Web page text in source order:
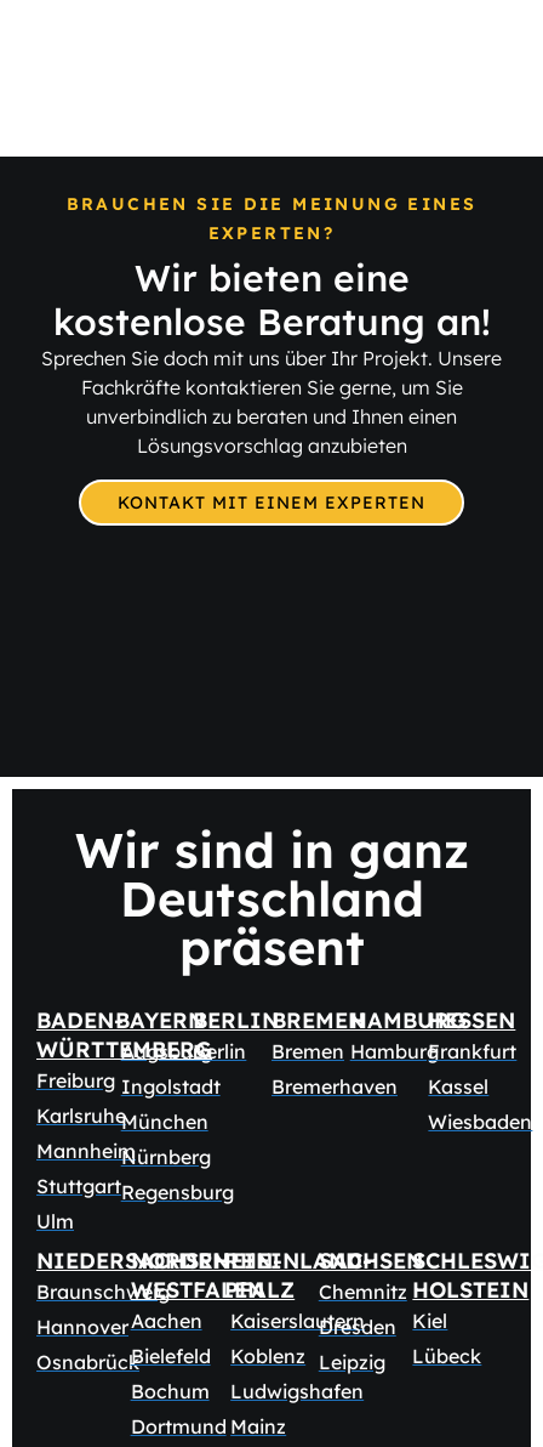
BRAUCHEN SIE DIE MEINUNG EINES
EXPERTEN?
Wir bieten eine
kostenlose Beratung an!
Sprechen Sie doch mit uns über Ihr Projekt. Unsere
Fachkräfte kontaktieren Sie gerne, um Sie
unverbindlich zu beraten und Ihnen einen
Lösungsvorschlag anzubieten
KONTAKT MIT EINEM EXPERTEN
Wir sind in ganz
Deutschland
präsent
BADEN-
WÜRTTEMBERG
Freiburg
Karlsruhe
Mannheim
Stuttgart
Ulm
BAYERN
Augsburg
Ingolstadt
München
Nürnberg
Regensburg
BERLIN
Berlin
BREMEN
Bremen
Bremerhaven
HAMBURG
Hamburg
HESSEN
Frankfurt
Kassel
Wiesbaden
NIEDERSACHSEN
Braunschweig
Hannover
Osnabrück
NORDRHEIN-
WESTFALEN
Aachen
Bielefeld
Bochum
Dortmund
RHEINLAND-
PFALZ
Kaiserslautern
Koblenz
Ludwigshafen
Mainz
SACHSEN
Chemnitz
Dresden
Leipzig
HOLSTEIN
Kiel
Lübeck